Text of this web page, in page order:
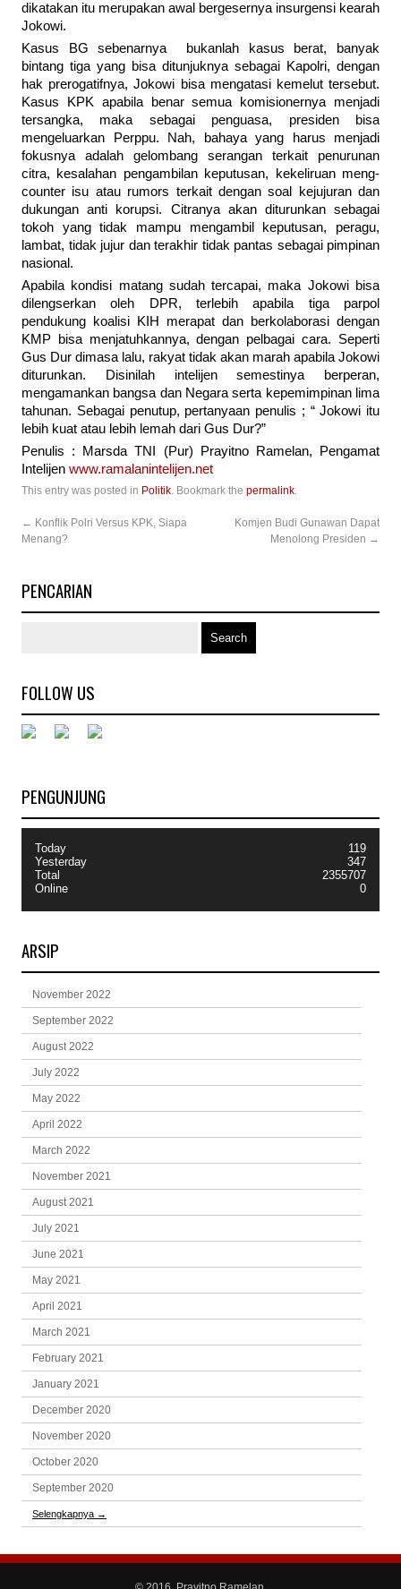
dikatakan itu merupakan awal bergesernya insurgensi kearah
Jokowi.
Kasus BG sebenarnya bukanlah kasus berat, banyak
bintang tiga yang bisa ditunjuknya sebagai Kapolri, dengan
hak prerogatifnya, Jokowi bisa mengatasi kemelut tersebut.
Kasus KPK apabila benar semua komisionernya menjadi
tersangka, maka sebagai penguasa, presiden bisa
mengeluarkan Perppu. Nah, bahaya yang harus menjadi
fokusnya adalah gelombang serangan terkait penurunan
citra, kesalahan pengambilan keputusan, kekeliruan meng-
counter isu atau rumors terkait dengan soal kejujuran dan
dukungan anti korupsi. Citranya akan diturunkan sebagai
tokoh yang tidak mampu mengambil keputusan, peragu,
lambat, tidak jujur dan terakhir tidak pantas sebagai pimpinan
nasional.
Apabila kondisi matang sudah tercapai, maka Jokowi bisa
dilengserkan oleh DPR, terlebih apabila tiga parpol
pendukung koalisi KIH merapat dan berkolaborasi dengan
KMP bisa menjatuhkannya, dengan pelbagai cara. Seperti
Gus Dur dimasa lalu, rakyat tidak akan marah apabila Jokowi
diturunkan. Disinilah intelijen semestinya berperan,
mengamankan bangsa dan Negara serta kepemimpinan lima
tahunan. Sebagai penutup, pertanyaan penulis ; “ Jokowi itu
lebih kuat atau lebih lemah dari Gus Dur?”
Penulis : Marsda TNI (Pur) Prayitno Ramelan, Pengamat
Intelijen www.ramalanintelijen.net
This entry was posted in Politik. Bookmark the permalink.
← Konflik Polri Versus KPK, Siapa
Menang?
Komjen Budi Gunawan Dapat
Menolong Presiden →
PENCARIAN
FOLLOW US
PENGUNJUNG
Today
Yesterday
Total
Online
119
347
2355707
0
ARSIP
November 2022
September 2022
August 2022
July 2022
May 2022
April 2022
March 2022
November 2021
August 2021
July 2021
June 2021
May 2021
April 2021
March 2021
February 2021
January 2021
December 2020
November 2020
October 2020
September 2020
Selengkapnya →